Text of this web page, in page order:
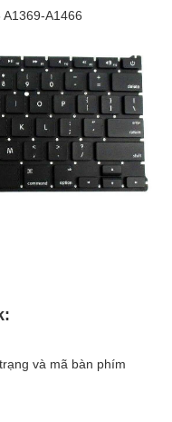
A1369-A1466
và mã bàn phím